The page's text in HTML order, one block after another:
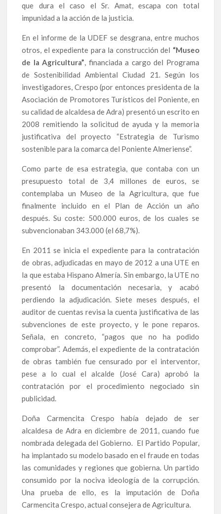
que dura el caso el Sr. Amat, escapa con total
impunidad a la acción de la justicia.
En el informe de la UDEF se desgrana, entre muchos
otros, el expediente para la construcción del “Museo
de la Agricultura”, financiada a cargo del Programa
de Sostenibilidad Ambiental Ciudad 21. Según los
investigadores, Crespo (por entonces presidenta de la
Asociación de Promotores Turísticos del Poniente, en
su calidad de alcaldesa de Adra) presentó un escrito en
2008 remitiendo la solicitud de ayuda y la memoria
justificativa del proyecto “Estrategia de Turismo
sostenible para la comarca del Poniente Almeriense”.
Como parte de esa estrategia, que contaba con un
presupuesto total de 3,4 millones de euros, se
contemplaba un Museo de la Agricultura, que fue
finalmente incluido en el Plan de Acción un año
después. Su coste: 500.000 euros, de los cuales se
subvencionaban 343.000 (el 68,7%).
En 2011 se inicia el expediente para la contratación
de obras, adjudicadas en mayo de 2012 a una UTE en
la que estaba Hispano Almería. Sin embargo, la UTE no
presentó la documentación necesaria, y acabó
perdiendo la adjudicación. Siete meses después, el
auditor de cuentas revisa la cuenta justificativa de las
subvenciones de este proyecto, y le pone reparos.
Señala, en concreto, “pagos que no ha podido
comprobar”. Además, el expediente de la contratación
de obras también fue censurado por el interventor,
pese a lo cual el alcalde (José Cara) aprobó la
contratación por el procedimiento negociado sin
publicidad.
Doña Carmencita Crespo había dejado de ser
alcaldesa de Adra en diciembre de 2011, cuando fue
nombrada delegada del Gobierno. El Partido Popular,
ha implantado su modelo basado en el fraude en todas
las comunidades y regiones que gobierna. Un partido
consumido por la nociva ideología de la corrupción.
Una prueba de ello, es la imputación de Doña
Carmencita Crespo, actual consejera de Agricultura.